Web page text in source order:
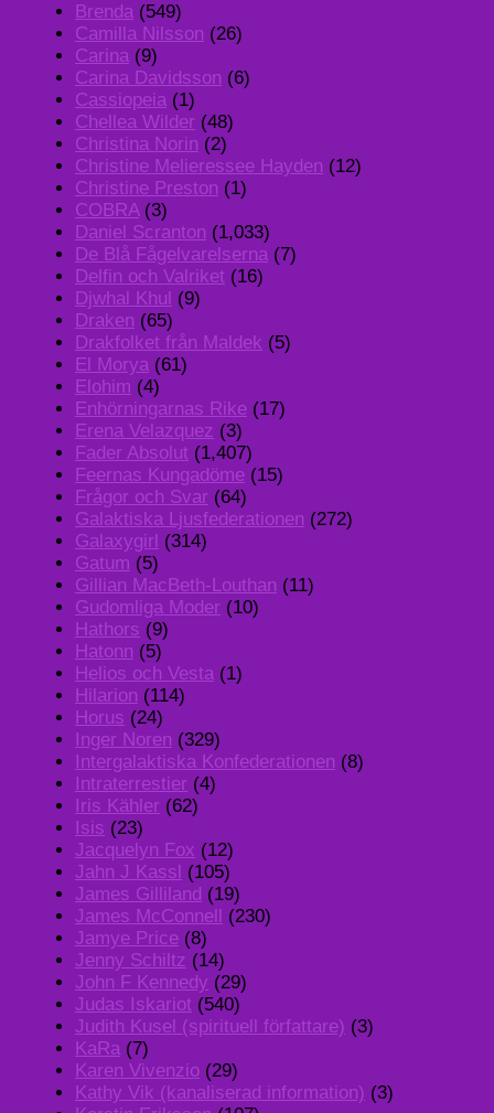
Brenda (549)
Camilla Nilsson (26)
Carina (9)
Carina Davidsson (6)
Cassiopeia (1)
Chellea Wilder (48)
Christina Norin (2)
Christine Melieressee Hayden (12)
Christine Preston (1)
COBRA(3)
Daniel Scranton (1,033)
De Blå Fågelvarelserna (7)
Delfin och Valriket (16)
Djwhal Khul (9)
Draken (65)
Drakfolket från Maldek (5)
El Morya (61)
Elohim (4)
Enhörningarnas Rike (17)
Erena Velazquez (3)
Fader Absolut (1,407)
Feernas Kungadöme (15)
Frågor och Svar (64)
Galaktiska Ljusfederationen (272)
Galaxygirl (314)
Gatum (5)
Gillian MacBeth-Louthan (11)
Gudomliga Moder (10)
Hathors (9)
Hatonn (5)
Helios och Vesta (1)
Hilarion (114)
Horus (24)
Inger Noren (329)
Intergalaktiska Konfederationen (8)
Intraterrestier (4)
Iris Kähler (62)
Isis (23)
Jacquelyn Fox (12)
Jahn J Kassl (105)
James Gilliland (19)
James McConnell (230)
Jamye Price (8)
Jenny Schiltz (14)
John F Kennedy (29)
Judas Iskariot (540)
Judith Kusel (spirituell författare) (3)
KaRa (7)
Karen Vivenzio (29)
Kathy Vik (kanaliserad information) (3)